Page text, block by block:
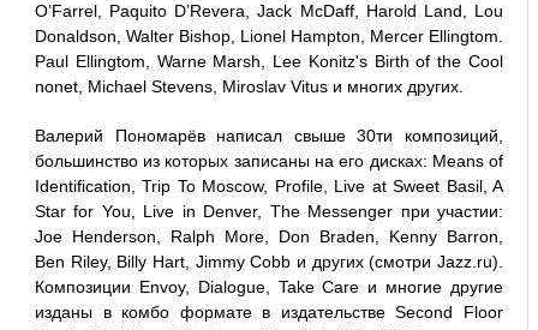
O’Farrel, Paquito D’Revera, Jack McDaff, Harold Land, Lou
Donaldson, Walter Bishop, Lionel Hampton, Mercer Ellingtom.
Paul Ellingtom, Warne Marsh, Lee Konitz's Birth of the Cool
nonet, Michael Stevens, Miroslav Vitus и многих других.
Валерий Пономарёв написал свыше 30ти композиций,
большинство из которых записаны на его дисках: Means of
Identification, Trip To Moscow, Profile, Live at Sweet Basil, A
Star for You, Live in Denver, The Messenger при участии:
Joe Henderson, Ralph More, Don Braden, Kenny Barron,
Ben Riley, Billy Hart, Jimmy Cobb и других (смотри Jazz.ru).
Композиции Envoy, Dialogue, Take Care и многие другие
изданы в комбо формате в издательстве Second Floor